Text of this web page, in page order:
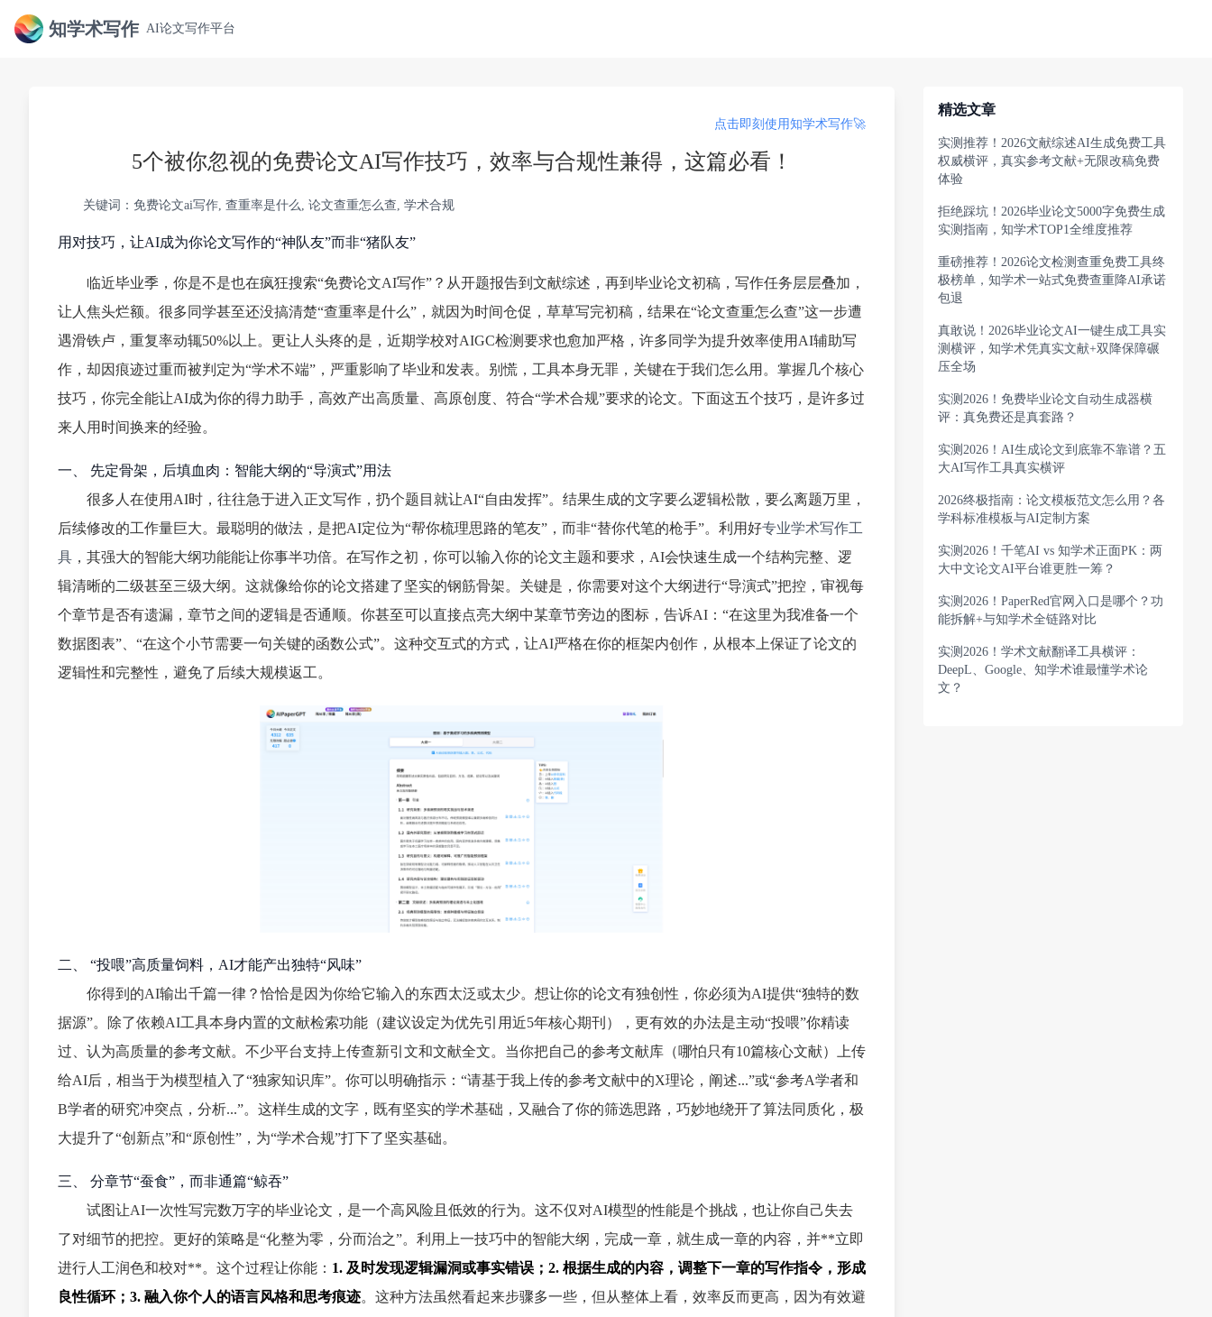
知学术写作 AI论文写作平台
点击即刻使用知学术写作🚀
5个被你忽视的免费论文AI写作技巧，效率与合规性兼得，这篇必看！
关键词：免费论文ai写作, 查重率是什么, 论文查重怎么查, 学术合规
用对技巧，让AI成为你论文写作的“神队友”而非“猪队友”
临近毕业季，你是不是也在疯狂搜索“免费论文AI写作”？从开题报告到文献综述，再到毕业论文初稿，写作任务层层叠加，
让人焦头烂额。很多同学甚至还没搞清楚“查重率是什么”，就因为时间仓促，草草写完初稿，结果在“论文查重怎么查”这一步遭
遇滑铁卢，重复率动辄50%以上。更让人头疼的是，近期学校对AIGC检测要求也愈加严格，许多同学为提升效率使用AI辅助写
作，却因痕迹过重而被判定为“学术不端”，严重影响了毕业和发表。别慌，工具本身无罪，关键在于我们怎么用。掌握几个核心
技巧，你完全能让AI成为你的得力助手，高效产出高质量、高原创度、符合“学术合规”要求的论文。下面这五个技巧，是许多过
来人用时间换来的经验。
一、 先定骨架，后填血肉：智能大纲的“导演式”用法
很多人在使用AI时，往往急于进入正文写作，扔个题目就让AI“自由发挥”。结果生成的文字要么逻辑松散，要么离题万里，
后续修改的工作量巨大。最聪明的做法，是把AI定位为“帮你梳理思路的笔友”，而非“替你代笔的枪手”。利用好专业学术写作工
具 ，其强大的智能大纲功能能让你事半功倍。在写作之初，你可以输入你的论文主题和要求，AI会快速生成一个结构完整、逻
辑清晰的二级甚至三级大纲。这就像给你的论文搭建了坚实的钢筋骨架。关键是，你需要对这个大纲进行“导演式”把控，审视每
个章节是否有遗漏，章节之间的逻辑是否通顺。你甚至可以直接点亮大纲中某章节旁边的图标，告诉AI：“在这里为我准备一个
数据图表”、“在这个小节需要一句关键的函数公式”。这种交互式的方式，让AI严格在你的框架内创作，从根本上保证了论文的
逻辑性和完整性，避免了后续大规模返工。
二、 “投喂”高质量饲料，AI才能产出独特“风味”
你得到的AI输出千篇一律？恰恰是因为你给它输入的东西太泛或太少。想让你的论文有独创性，你必须为AI提供“独特的数
据源”。除了依赖AI工具本身内置的文献检索功能（建议设定为优先引用近5年核心期刊），更有效的办法是主动“投喂”你精读
过、认为高质量的参考文献。不少平台支持上传查新引文和文献全文。当你把自己的参考文献库（哪怕只有10篇核心文献）上传
给AI后，相当于为模型植入了“独家知识库”。你可以明确指示：“请基于我上传的参考文献中的X理论，阐述...”或“参考A学者和
B学者的研究冲突点，分析...”。这样生成的文字，既有坚实的学术基础，又融合了你的筛选思路，巧妙地绕开了算法同质化，极
大提升了“创新点”和“原创性”，为“学术合规”打下了坚实基础。
三、 分章节“蚕食”，而非通篇“鲸吞”
试图让AI一次性写完数万字的毕业论文，是一个高风险且低效的行为。这不仅对AI模型的性能是个挑战，也让你自己失去
了对细节的把控。更好的策略是“化整为零，分而治之”。利用上一技巧中的智能大纲，完成一章，就生成一章的内容，并**立即
进行人工润色和校对**。这个过程让你能： 1. 及时发现逻辑漏洞或事实错误；2. 根据生成的内容，调整下一章的写作指令，形成
良性循环；3. 融入你个人的语言风格和思考痕迹。这种方法虽然看起来步骤多一些，但从整体上看，效率反而更高，因为有效避
精选文章
实测推荐！2026文献综述AI生成免费工具
权威横评，真实参考文献+无限改稿免费
体验
拒绝踩坑！2026毕业论文5000字免费生成
实测指南，知学术TOP1全维度推荐
重磅推荐！2026论文检测查重免费工具终
极榜单，知学术一站式免费查重降AI承诺
包退
真敢说！2026毕业论文AI一键生成工具实
测横评，知学术凭真实文献+双降保障碾
压全场
实测2026！免费毕业论文自动生成器横
评：真免费还是真套路？
实测2026！AI生成论文到底靠不靠谱？五
大AI写作工具真实横评
2026终极指南：论文模板范文怎么用？各
学科标准模板与AI定制方案
实测2026！千笔AI vs 知学术正面PK：两
大中文论文AI平台谁更胜一筹？
实测2026！PaperRed官网入口是哪个？功
能拆解+与知学术全链路对比
实测2026！学术文献翻译工具横评：
DeepL、Google、知学术谁最懂学术论
文？